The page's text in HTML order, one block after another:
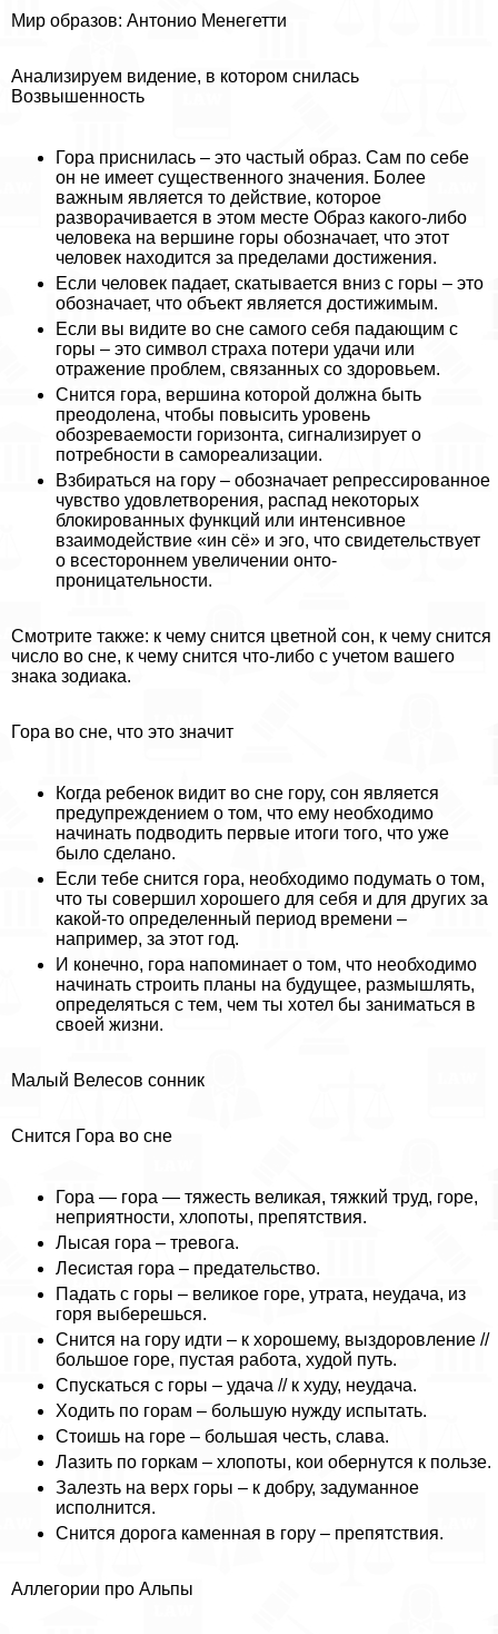
Мир образов: Антонио Менегетти
Анализируем видение, в котором снилась
Возвышенность
Гора приснилась – это частый образ. Сам по себе
он не имеет существенного значения. Более
важным является то действие, которое
разворачивается в этом месте Образ какого-либо
человека на вершине горы обозначает, что этот
человек находится за пределами достижения.
Если человек падает, скатывается вниз с горы – это
обозначает, что объект является достижимым.
Если вы видите во сне самого себя падающим с
горы – это символ стpaxa потери удачи или
отражение проблем, связанных со здоровьем.
Снится гора, вершина которой должна быть
преодолена, чтобы повысить уровень
обозреваемости горизонта, сигнализирует о
потребности в самореализации.
Взбираться на гору – обозначает репрессированное
чувство удовлетворения, распад некоторых
блокированных функций или интенсивное
взаимодействие «ин сё» и эго, что свидетельствует
о всестороннем увеличении онто-
проницательности.
Смотрите также: к чему снится цветной сон, к чему снится
число во сне, к чему снится что-либо с учетом вашего
знака зодиака.
Гора во сне, что это значит
Когда ребенок видит во сне гору, сон является
предупреждением о том, что ему необходимо
начинать подводить первые итоги того, что уже
было сделано.
Если тебе снится гора, необходимо подумать о том,
что ты совершил хорошего для себя и для других за
какой-то определенный период времени –
например, за этот год.
И конечно, гора напоминает о том, что необходимо
начинать строить планы на будущее, размышлять,
определяться с тем, чем ты хотел бы заниматься в
своей жизни.
Малый Велесов сонник
Снится Гора во сне
Гора — гора — тяжесть великая, тяжкий труд, горе,
неприятности, хлопоты, препятствия.
Лысая гора – тревога.
Лесистая гора – предательство.
Падать с горы – великое горе, утрата, неудача, из
горя выберешься.
Снится на гору идти – к хорошему, выздоровление //
большое горе, пустая работа, худой путь.
Спускаться с горы – удача // к худу, неудача.
Ходить по горам – большую нужду испытать.
Стоишь на горе – большая честь, слава.
Лазить по горкам – хлопоты, кои обернутся к пользе.
Залезть на верх горы – к добру, задуманное
исполнится.
Снится дорога каменная в гору – препятствия.
Аллегории про Альпы